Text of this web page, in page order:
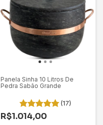
Panela Sinha 10 Litros De
Pedra Sabão Grande
(17)
R$1.014,00